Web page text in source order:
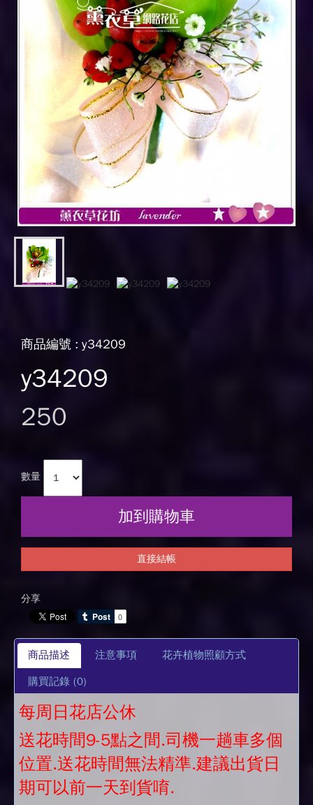
商品編號 : y34209
y34209
250
數量
加到購物車
直接結帳
分享
商品描述 注意事項
花卉植物照顧方式
購買記錄(0)
每周日花店公休
送花時間9-5點之間.司機一趟車多個
位置.送花時間無法精準.建議出貨日
期可以前一天到貨唷.